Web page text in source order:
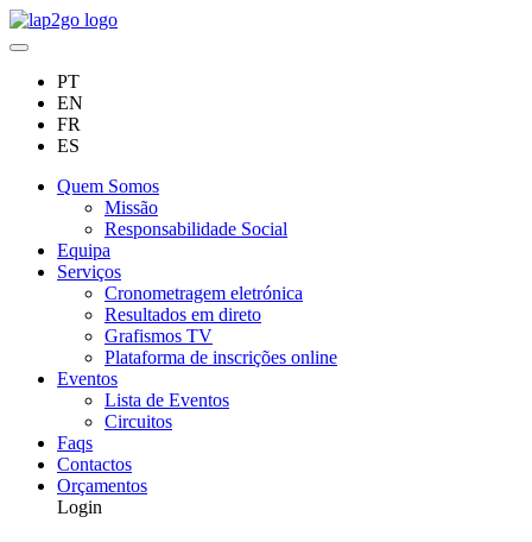
PT
EN
FR
ES
Quem Somos
Missão
Responsabilidade Social
Equipa
Serviços
Cronometragem eletrónica
Resultados em direto
Grafismos TV
Plataforma de inscrições online
Eventos
Lista de Eventos
Circuitos
Faqs
Contactos
Orçamentos
Login